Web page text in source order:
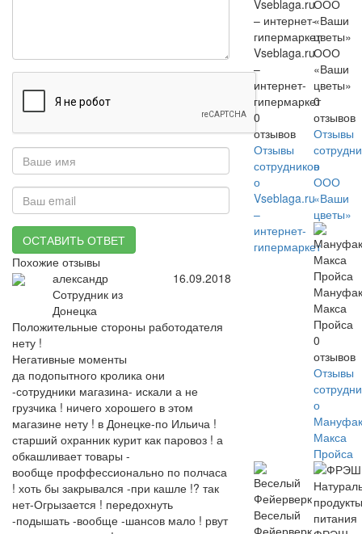
ОСТАВИТЬ ОТВЕТ
Похожие отзывы
александр
Сотрудник из
Донецка
16.09.2018
Положительные стороны работодателя
нету !
Негативные моменты
да подопытного кролика они
-сотрудники магазина- искали а не
грузчика ! ничего хорошего в этом
магазине нету ! в Донецке-по Ильича !
старший охранник курит как паровоз ! а
обкашливает товары -
вообще проффессионально по полчаса
! хоть бы закрывался -при кашле !? так
нет-Огрызается ! передохнуть
-подышать -вообще -шансов мало ! рвут
Vseblaga.ru
–
интернет-
гипермаркет
0
отзывов
Отзывы
сотрудников
о
Vseblaga.ru
–
интернет-
гипермаркет
ООО
«Ваши
цветы»
0
отзывов
Отзывы
о
ООО
«Ваши
цветы»
Макса
Пройса
0
отзывов
Отзывы
о
Макса
Пройса
Веселый
Фейерверк